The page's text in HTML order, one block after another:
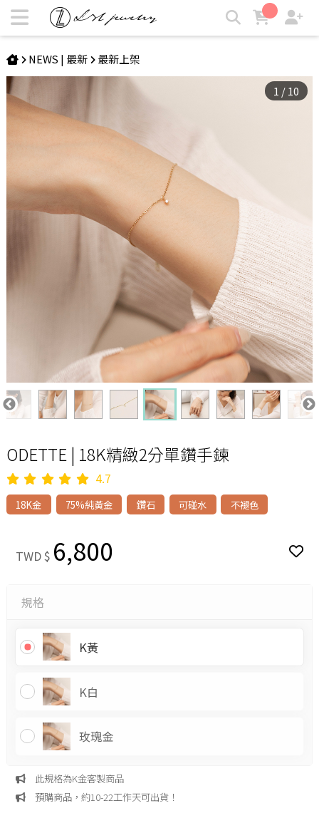
ODETTE | 18K精緻2分單鑽手鍊 | LZL Jewelry 輕珠寶飾品
NEWS | 最新 最新上架
1 /10
ODETTE | 18K精緻2分單鑽手鍊
4.7
18K金 75%純黃金 鑽石 可碰水 不褪色
TWD $ 6,800
規格
K黃
K白
玫瑰金
此規格為K金客製商品
預購商品，約10-22工作天可出貨！